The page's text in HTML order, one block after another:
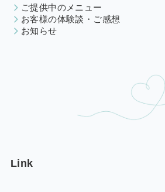
ご提供中のメニュー
お客様の体験談・ご感想
お知らせ
Link